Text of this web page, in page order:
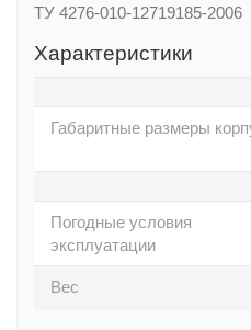
ТУ 4276-010-12719185-2006
Характеристики
Габаритные размеры
Погодные условия
эксплуатации
Вес